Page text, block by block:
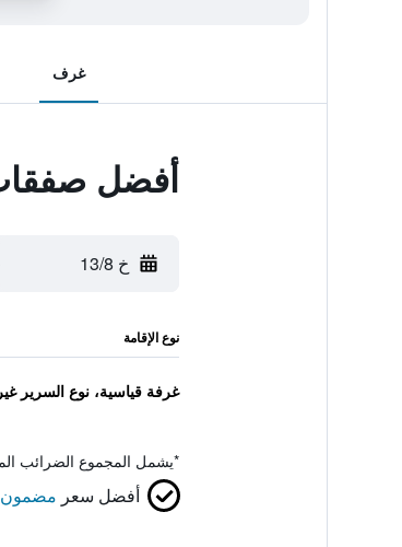
غرف
أفضل
خ 13/8
نوع الإقامة
غرفة قياسية، نوع السرير
*يشمل المجموع الضرائب
أفضل سعر مضمون